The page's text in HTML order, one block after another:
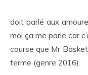
doit parlé aux
moi ça me parle car
course que Mr
terme (genre 2016).